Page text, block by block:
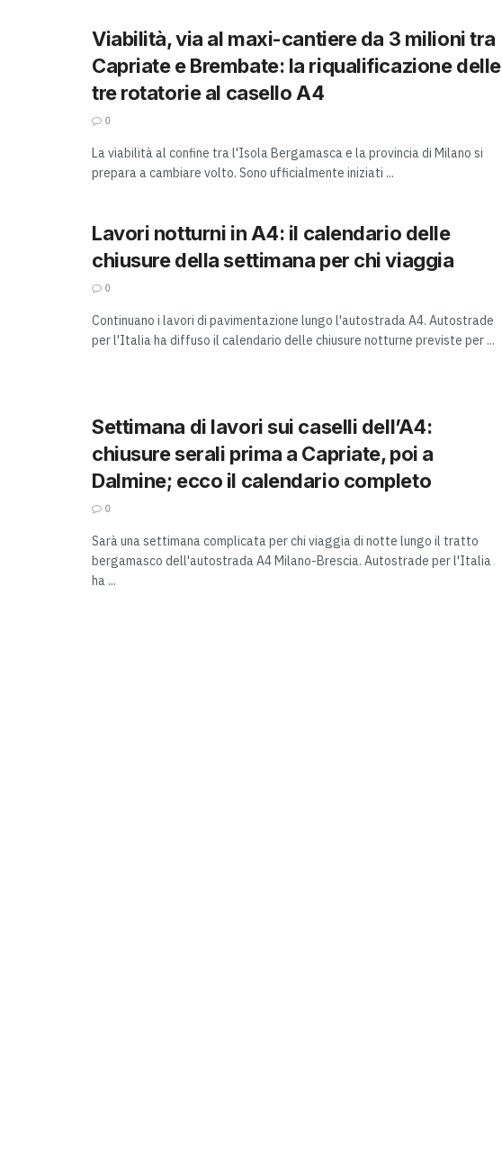
Viabilità, via al maxi-cantiere da 3 milioni tra
Capriate e Brembate: la riqualificazione delle
tre rotatorie al casello A4
0
La viabilità al confine tra l'Isola Bergamasca e la provincia di Milano si
prepara a cambiare volto. Sono ufficialmente iniziati ...
Lavori notturni in A4: il calendario delle
chiusure della settimana per chi viaggia
0
Continuano i lavori di pavimentazione lungo l'autostrada A4. Autostrade
per l'Italia ha diffuso il calendario delle chiusure notturne previste per ...
Settimana di lavori sui caselli dell’A4:
chiusure serali prima a Capriate, poi a
Dalmine; ecco il calendario completo
0
Sarà una settimana complicata per chi viaggia di notte lungo il tratto
bergamasco dell'autostrada A4 Milano-Brescia. Autostrade per l'Italia
ha ...